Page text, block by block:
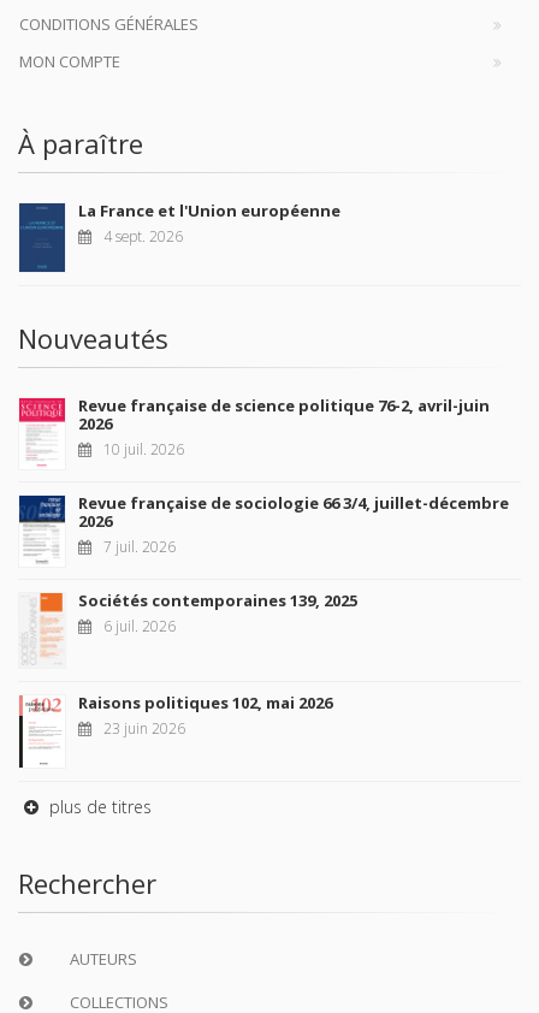
CONDITIONS GÉNÉRALES
MON COMPTE
À paraître
La France et l'Union européenne
4 sept. 2026
Nouveautés
Revue française de science politique 76-2, avril-juin
2026
10 juil. 2026
Revue française de sociologie 66 3/4, juillet-décembre
2026
7 juil. 2026
Sociétés contemporaines 139, 2025
6 juil. 2026
Raisons politiques 102, mai 2026
23 juin 2026
plus de titres
Rechercher
AUTEURS
COLLECTIONS